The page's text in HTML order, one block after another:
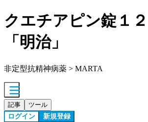
クエチアピン錠１
「明治」
非定型抗精神病薬 > MARTA
記事 ツール
ログイン 新規登録